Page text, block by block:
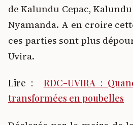
de Kalundu Cepac,
Nyamanda. A en croire
ces parties sont plus
Uvira.
Lire : RDC-UVIRA :
transformées en poubelles